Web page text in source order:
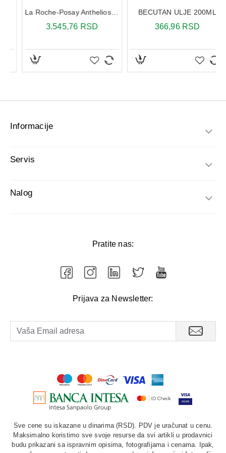
Informacije
Servis
Nalog
Pratite nas:
Prijava za Newsletter:
Sve cene su iskazane u dinarima (RSD). PDV je uračunat u cenu.
Maksimalno koristimo sve svoje resurse da svi artikli u prodavnici
budu prikazani sa ispravnim opisima, fotografijama i cenama. Ipak,